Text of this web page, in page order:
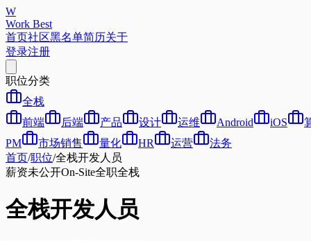
W
Work Best
首页社区黑名单简历关于
登录注册
职位分类
全栈
前端
后端 产品 设计 运维 Android iOS
PM
市场销售 量化 HR 运营
法务
首页/职位/全栈开发人员
薪资未公开On-Site全职全栈
全栈开发人员